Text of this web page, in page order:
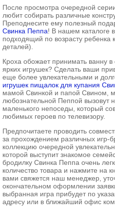
После просмотра очередной
любит собирать различные
Преподнесите ему полезный
Свинка Пеппа! В нашем каталоге
подходящий по возрасту ребенка
деталей).
Кроха обожает принимать ванну
ярких игрушек? Сделать ваши
еще более увлекательными и
игрушек пищалок для купания
мамой Свинкой и папой Свином,
любознательной Пеппой вызовут
маленького непоседы, который
любимых героев по телевизору.
Предпочитаете проводить
за прохождением различных игр-
коллекцию очередной
которой выступит знакомое
бродилку Свинка Пеппа очень
количество товара и нажмите на
вами свяжется наш менеджер,
окончательном оформлении
выбранная игра прибудет по
адресу или в ближайший офис